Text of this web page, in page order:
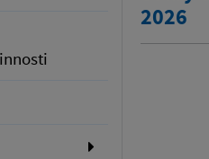
2026